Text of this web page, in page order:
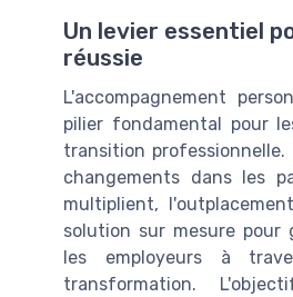
Un levier essentiel
réussie
L'accompagnement
pilier fondamental pour
transition
changements dans les
multiplient,
solution sur mesure pour
les employeurs à
transformation.